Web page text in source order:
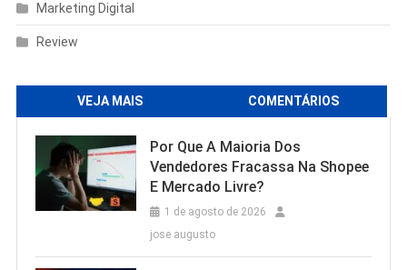
Marketing Digital
Review
VEJA MAIS COMENTÁRIOS
Por Que A Maioria Dos
Vendedores Fracassa Na Shopee
E Mercado Livre?
1 de agosto de 2026
jose augusto